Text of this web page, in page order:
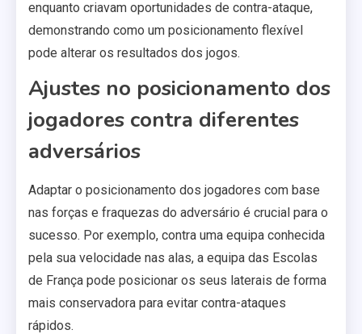
enquanto criavam oportunidades de contra-ataque,
demonstrando como um posicionamento flexível
pode alterar os resultados dos jogos.
Ajustes no posicionamento dos
jogadores contra diferentes
adversários
Adaptar o posicionamento dos jogadores com base
nas forças e fraquezas do adversário é crucial para o
sucesso. Por exemplo, contra uma equipa conhecida
pela sua velocidade nas alas, a equipa das Escolas
de França pode posicionar os seus laterais de forma
mais conservadora para evitar contra-ataques
rápidos.